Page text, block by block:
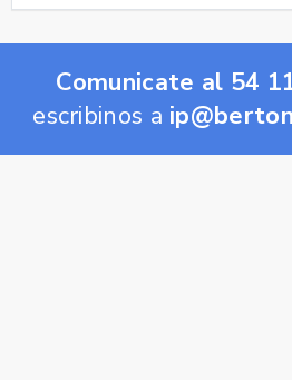
Comunicate al 54
escribinos a